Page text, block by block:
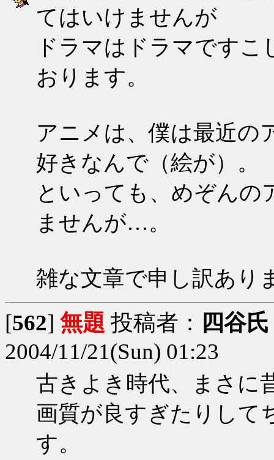
てはいけませんが
ドラマはドラマです
おります。
アニメは、僕は最近の
好きなんで（絵が）。
といっても、めぞんの
ませんが…。
雑な文章で申し訳あり
[562] 無題 投稿者： 四谷氏
2004/11/21(Sun) 01:23
古きよき時代、まさに
画質が良すぎたりして
す。